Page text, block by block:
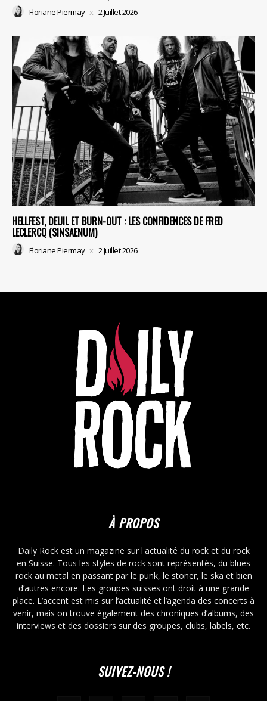
Floriane Piermay 2 Juillet 2026
HELLFEST, DEUIL ET BURN-OUT : LES CONFIDENCES DE FRED
LECLERCQ (SINSAENUM)
Floriane Piermay 2 Juillet 2026
À PROPOS
Daily Rock est un magazine sur l'actualité du rock et du rock
en Suisse. Tous les styles de rock sont représentés, du blues
rock au metal en passant par le punk, le stoner, le ska et bien
d’autres encore. Les groupes suisses ont droit à une grande
place. L’accent est mis sur l’actualité et l’agenda des concerts à
venir, mais on trouve également des chroniques d’albums, des
interviews et des dossiers sur des groupes, clubs, labels, etc.
SUIVEZ-NOUS !